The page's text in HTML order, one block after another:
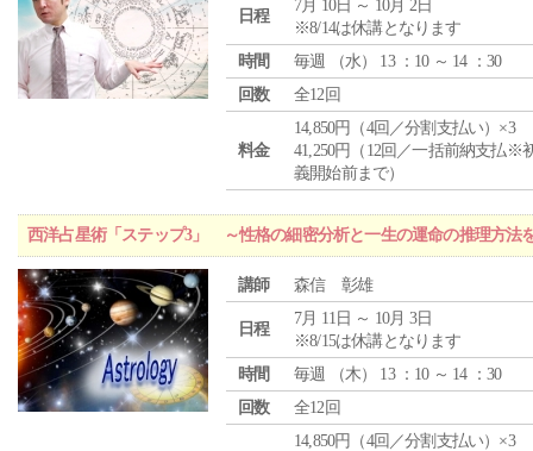
日程
7月 10日 ～ 10月 2日
※8/14は休講となります
時間
毎週 （水） 13 ：10 ～ 14 ：30
回数
全12回
料金
14,850円（4回／分割支払い）×3
41,250円（12回／一括前納支払※
義開始前まで）
西洋占星術「ステップ3」 ～性格の細密分析と一生の運命の推理方法
講師 森信 彰雄
日程
7月 11日 ～ 10月 3日
※8/15は休講となります
時間
毎週 （木） 13 ：10 ～ 14 ：30
回数
全12回
14,850円（4回／分割支払い）×3